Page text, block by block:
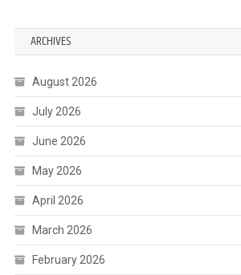
ARCHIVES
August 2026
July 2026
June 2026
May 2026
April 2026
March 2026
February 2026